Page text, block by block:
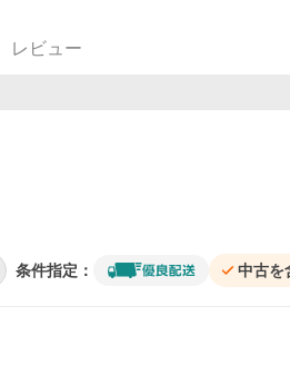
レビュー
条件指定： 中古を